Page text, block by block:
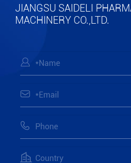
JIANGSU SAIDELI
MACHINERY CO.,LTD.



